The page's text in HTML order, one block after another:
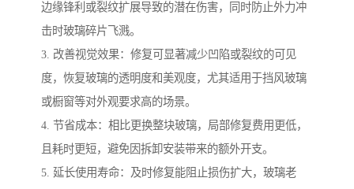
边缘锋利或裂纹扩展导致的潜在伤害，同时防止外力冲
击时玻璃碎片飞溅。
3. 改善视觉效果：修复可显著减少凹陷或裂纹的可见
度，恢复玻璃的透明度和美观度，尤其适用于挡风玻璃
或橱窗等对外观要求高的场景。
4. 节省成本：相比更换整块玻璃，局部修复费用更低，
且耗时更短，避免因拆卸安装带来的额外开支。
5. 延长使用寿命：及时修复能阻止损伤扩大，玻璃老